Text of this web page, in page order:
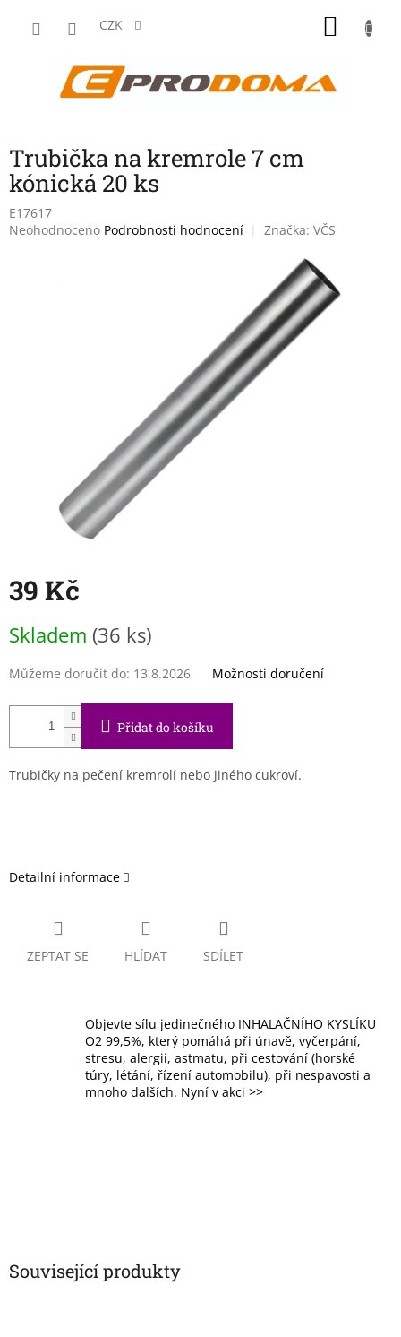
CZK
Trubička na kremrole 7 cm
kónická 20 ks
E17617
Průměrné
Neohodnoceno Podrobnosti hodnocení Značka: VČS
39 Kč
cena:
Skladem (36 ks)
Můžeme doručit do: 13.8.2026 Možnosti doručení
Přidat do košíku
Trubičky na pečení kremrolí nebo jiného cukroví.
Detailní informace
ZEPTAT SE HLÍDAT SDÍLET
Objevte sílu jedinečného INHALAČNÍHO KYSLÍKU
O2 99,5%, který pomáhá při únavě, vyčerpání,
stresu, alergii, astmatu, při cestování (horské
túry, létání, řízení automobilu), při nespavosti a
mnoho dalších. Nyní v akci >>
Související produkty